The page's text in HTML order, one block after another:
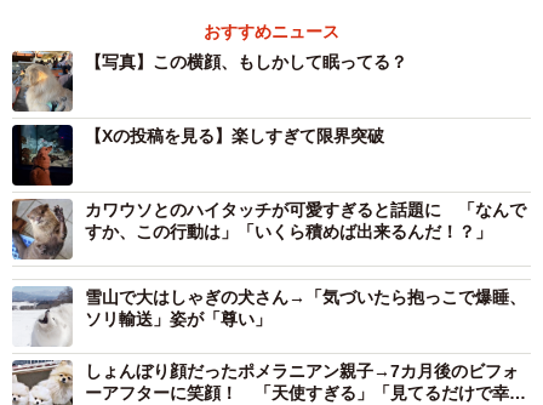
おすすめニュース
【写真】この横顔、もしかして眠ってる？
【Xの投稿を見る】楽しすぎて限界突破
カワウソとのハイタッチが可愛すぎると話題に 「なんで
すか、この行動は」「いくら積めば出来るんだ！？」
雪山で大はしゃぎの犬さん→「気づいたら抱っこで爆睡、
ソリ輸送」姿が「尊い」
しょんぼり顔だったポメラニアン親子→7カ月後のビフォ
ーアフターに笑顔！ 「天使すぎる」「見てるだけで幸